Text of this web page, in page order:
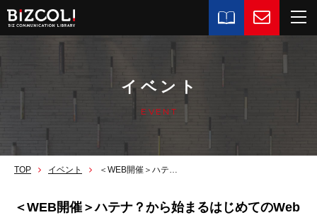
イベント
EVENT
TOP イベント ＜WEB開催＞ハテナ？から始まるはじめてのWeb担当者セミナー『何から始めたらよいかわからない方のためのWEBサイト運用法』
＜WEB開催＞ハテナ？から始まるはじめてのWeb